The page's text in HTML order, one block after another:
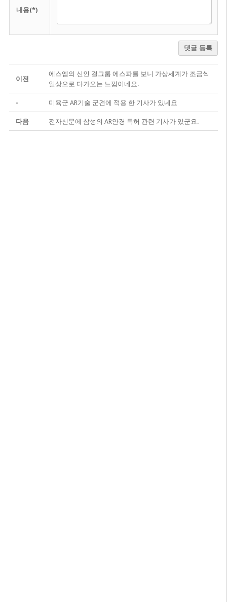
내용(*)
댓글 등록
이전
에스엠의 신인 걸그룹 에스파를 보니 가상세계가 조금씩
일상으로 다가오는 느낌이네요.
- 미육군 AR기술 군견에 적용 한 기사가 있네요
다음 전자신문에 삼성의 AR안경 특허 관련 기사가 있군요.